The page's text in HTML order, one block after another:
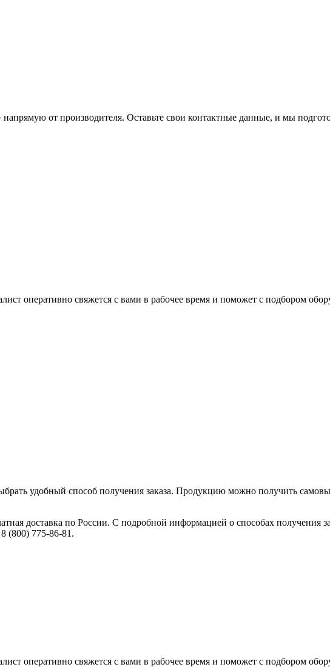
от производителя. Оставьте свои контактные данные, и мы
оперативно свяжется с вами в рабочее время и поможет с подбором
удобный способ получения заказа. Продукцию можно получить
доставка по России. С подробной информацией о способах получения
8 (800) 775-86-81.
оперативно свяжется с вами в рабочее время и поможет с подбором